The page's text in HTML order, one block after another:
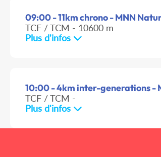
09:00 - 11km chrono - MNN
TCF / TCM - 10600 m
Plus d'infos
10:00 - 4km inter-generations -
TCF / TCM -
Plus d'infos